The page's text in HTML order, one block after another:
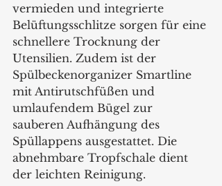
vermieden und integrierte
Belüftungsschlitze sorgen für eine
schnellere Trocknung der
Utensilien. Zudem ist der
Spülbeckenorganizer Smartline
mit Antirutschfüßen und
umlaufendem Bügel zur
sauberen Aufhängung des
Spüllappens ausgestattet. Die
abnehmbare Tropfschale dient
der leichten Reinigung.